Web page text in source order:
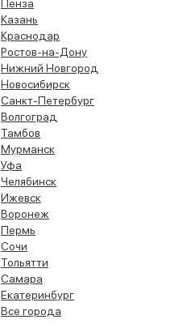
Пенза
Казань
Краснодар
Ростов-на-Дону
Нижний Новгород
Новосибирск
Санкт-Петербург
Волгоград
Тамбов
Мурманск
Уфа
Челябинск
Ижевск
Воронеж
Пермь
Сочи
Тольятти
Самара
Екатеринбург
Все города